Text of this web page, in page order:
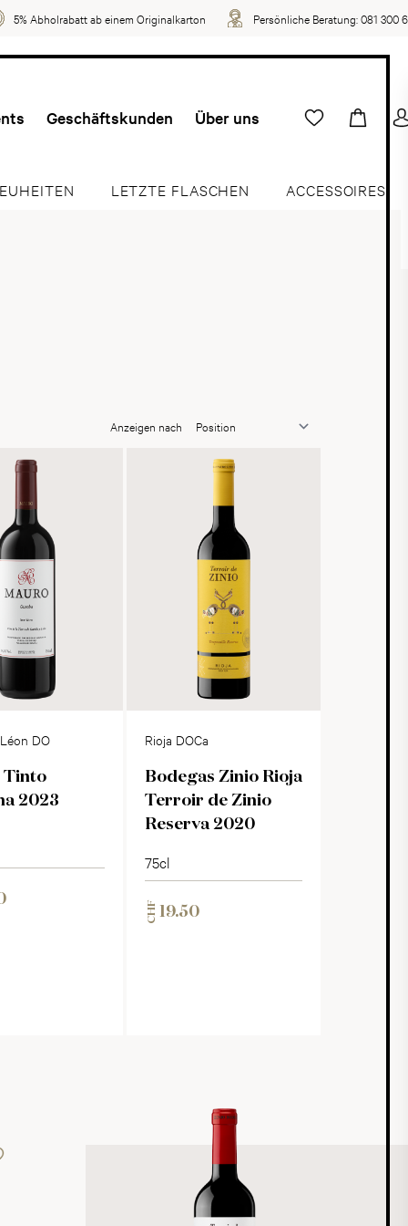
5% Abholrabatt ab einem Originalkarton Persönliche Beratung:081 300
Geschäftskunden Über uns
LETZTE FLASCHEN ACCESSOIRES
Anzeigen nach
DO
Tinto
2023
Rioja DOCa
Bodegas Zinio Rioja
Terroir de Zinio
Reserva 2020
75cl
CHF 19.50